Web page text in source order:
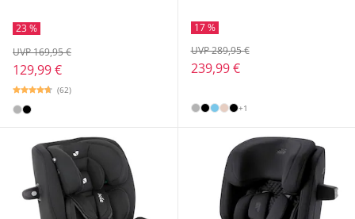
23 %
129,99 €
UVP 169,95 €
(62)
17 %
239,99 €
UVP 289,95 €
+1